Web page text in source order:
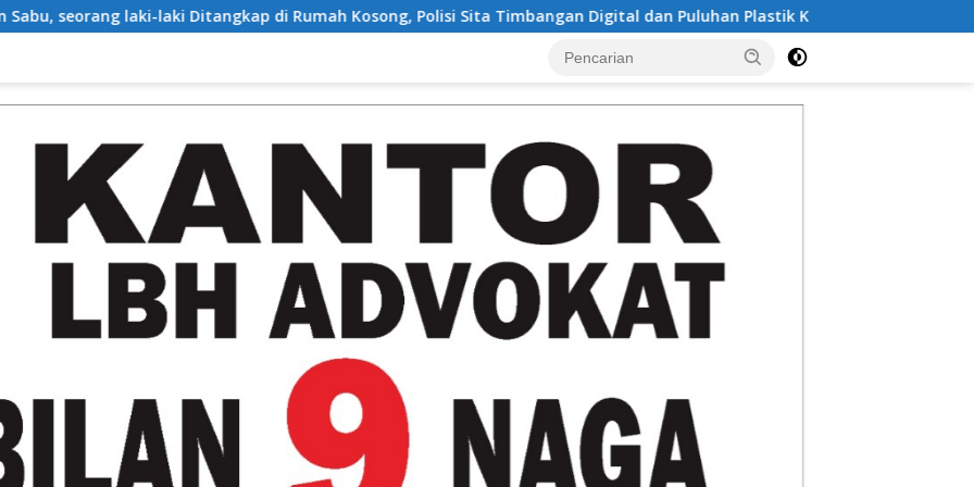
laki Ditangkap di Rumah Kosong, Polisi Sita Timbangan Digital dan Puluhan Plastik Klip Dua Kali Perkosa Pelajar,